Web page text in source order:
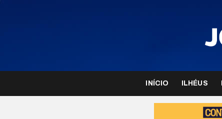
INÍCIO ILHÉUS